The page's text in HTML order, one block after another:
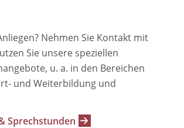
Nehmen Sie Kontakt mit
Sie unsere speziellen
u. a. in den Bereichen
und Weiterbildung und
Sprechstunden